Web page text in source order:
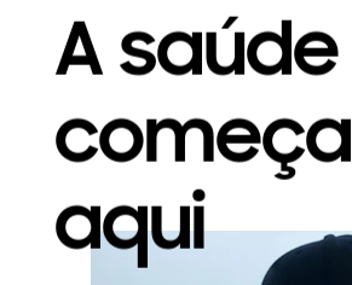
A saúde
começa
aqui